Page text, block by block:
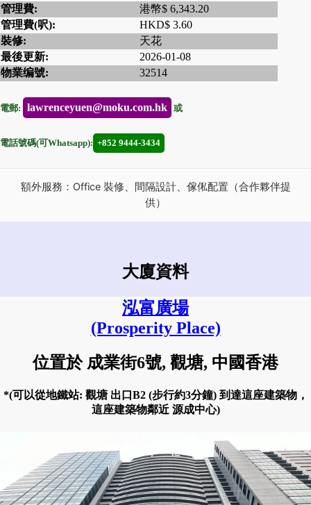
管理費:
港幣$ 6,343.20
管理費(呎):
HKD$ 3.60
裝修:
天花
最後更新:
2026-01-08
物業编號:
32514
電郵: lawrenceyuen@moku.com.hk 或
電話號碼(可Whatsapp): +852 9444-3434
額外服務：Office 裝修、間隔設計、傢俬配置（合作夥伴提
供）
大廈資料
泓富廣場
(Prosperity Place)
位置於 成業街6號, 觀塘, 中國香港
*(可以從地鐵站: 觀塘 出口B2 (步行約3分鐘) 到達這座建築物，
這座建築物鄰近 源成中心)